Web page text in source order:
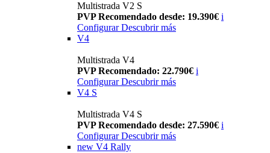
Multistrada V2 S
PVP Recomendado desde: 19.390€ i
Configurar Descubrir más
V4
Multistrada V4
PVP Recomendado: 22.790€ i
Configurar Descubrir más
V4 S
Multistrada V4 S
PVP Recomendado desde: 27.590€ i
Configurar Descubrir más
new V4 Rally